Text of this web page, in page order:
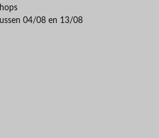
04/08 en 13/08